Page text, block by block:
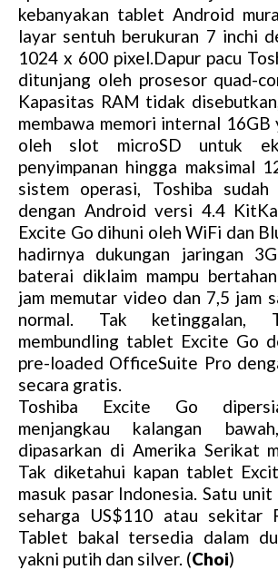
kebanyakan tablet Android
layar sentuh berukuran 7 inchi
1024 x 600 pixel.Dapur pacu
ditunjang oleh prosesor quad-
Kapasitas RAM tidak
membawa memori internal 16GB
oleh slot microSD untuk
penyimpanan hingga maksimal
sistem operasi, Toshiba sudah
dengan Android versi 4.4
Excite Go dihuni oleh WiFi dan
hadirnya dukungan jaringan
baterai diklaim mampu
jam memutar video dan 7,5 jam
normal. Tak ketinggalan,
membundling tablet Excite Go
pre-loaded OfficeSuite Pro
secara gratis.
Toshiba Excite Go
menjangkau kalangan
dipasarkan di Amerika Serikat
Tak diketahui kapan tablet
masuk pasar Indonesia. Satu
seharga US$110 atau sekitar
Tablet bakal tersedia dalam
yakni putih dan silver. (Choi)